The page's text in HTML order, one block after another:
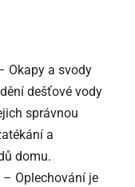
Okapy a svody
dešťové vody
správnou
a
domu.
– Oplechování je